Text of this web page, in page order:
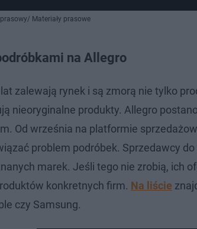
Materiały prasowe
na Allegro
zalewają rynek i są zmorą nie tylko
nieoryginalne produkty. Allegro
Od września na platformie
problem podróbek. Sprzedawcy
marek. Jeśli tego nie zrobią, ich
konkretnych firm. Na liście
czy Samsung.